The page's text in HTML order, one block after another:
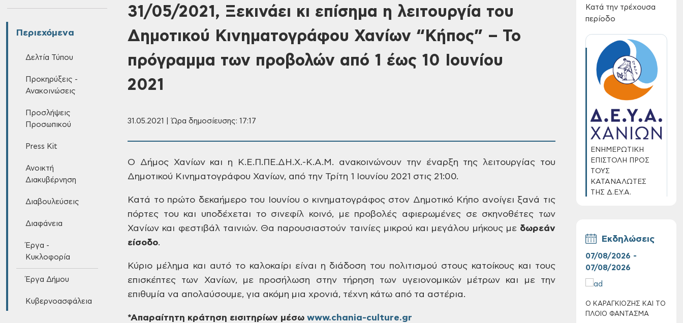
Περιεχόμενα
Δελτία Τύπου
Προκηρύξεις -
Ανακοινώσεις
Προσλήψεις
Προσωπικού
Press Kit
Ανοικτή
Διακυβέρνηση
Διαβουλεύσεις
Διαφάνεια
Έργα -
Κυκλοφορία
Έργα Δήμου
Κυβερνοασφάλεια
31/05/2021, Ξεκινάει κι επίσημα η λειτουργία του
Δημοτικού Κινηματογράφου Χανίων “Κήπος” – Το
πρόγραμμα των προβολών από 1 έως 10 Ιουνίου
2021
31.05.2021 | Ώρα δημοσίευσης: 17:17
Ο Δήμος Χανίων και η Κ.Ε.Π.ΠΕ.ΔΗ.Χ.-Κ.Α.Μ. ανακοινώνουν τηνέναρξη της λειτουργίας του
Δημοτικού Κινηματογράφου Χανίων, από την Τρίτη 1 Ιουνίου 2021 στις 21:00.
Κατά το πρώτο δεκαήμερο του Ιουνίου ο κινηματογράφος στον Δημοτικό Κήπο ανοίγει ξανά τις
πόρτες του και υποδέχεται το σινεφίλ κοινό, με προβολές αφιερωμένες σε σκηνοθέτες των
Χανίων και φεστιβάλταινιών. Θα παρουσιαστούν ταινίες μικρού και μεγάλου μήκους με δωρεάν
είσοδο.
Κύριο μέλημα και αυτό το καλοκαίρι είναι η διάδοση του πολιτισμού στους κατοίκους και τους
επισκέπτες των Χανίων, με προσήλωση στην τήρηση των υγειονομικών μέτρων και με την
επιθυμία να απολαύσουμε, για ακόμη μια χρονιά, τέχνη κάτω από τα αστέρια.
*Απαραίτητη κράτηση εισιτηρίων μέσω www.chania-culture.gr
Κατά την τρέχουσα
περίοδο
ΕΝΗΜΕΡΩΤΙΚΗ
ΕΠΙΣΤΟΛΗ ΠΡΟΣ
ΤΟΥΣ
ΚΑΤΑΝΑΛΩΤΕΣ
ΤΗΣ Δ.Ε.Υ.Α.
Πολύ Υψηλός
Εκδηλώσεις
07/08/2026 -
07/08/2026
Ο ΚΑΡΑΓΚΙΟΖΗΣ ΚΑΙ ΤΟ
ΠΛΟΙΟ ΦΑΝΤΑΣΜΑ